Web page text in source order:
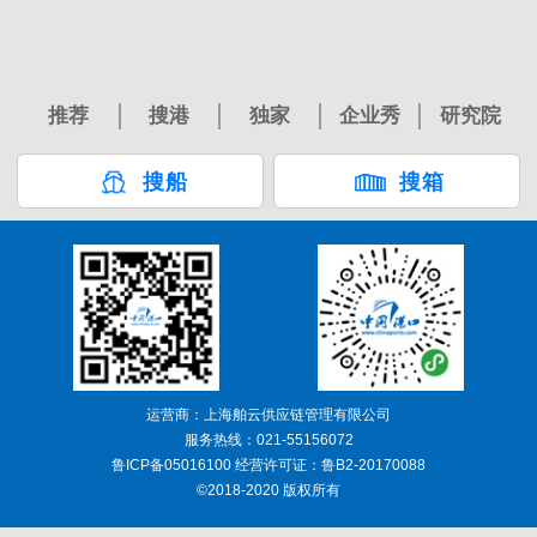
推荐 搜港 独家 企业秀 研究院
搜船 搜箱
运营商：上海舶云供应链管理有限公司
服务热线：021-55156072
鲁ICP备05016100 经营许可证：鲁B2-20170088
©2018-2020 版权所有